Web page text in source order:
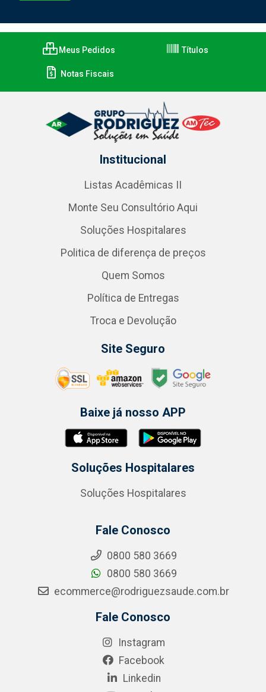
Meus Pedidos Títulos
Notas Fiscais
Institucional
Listas Acadêmicas II
Monte Seu Consultório Aqui
Soluções Hospitalares
Politica de diferença de preços
Quem Somos
Política de Entregas
Troca e Devolução
Site Seguro
Baixe já nosso APP
Soluções Hospitalares
Soluções Hospitalares
Fale Conosco
0800 580 3669
0800 580 3669
ecommerce@rodriguezsaude.com.br
Fale Conosco
Instagram
Facebook
Linkedin